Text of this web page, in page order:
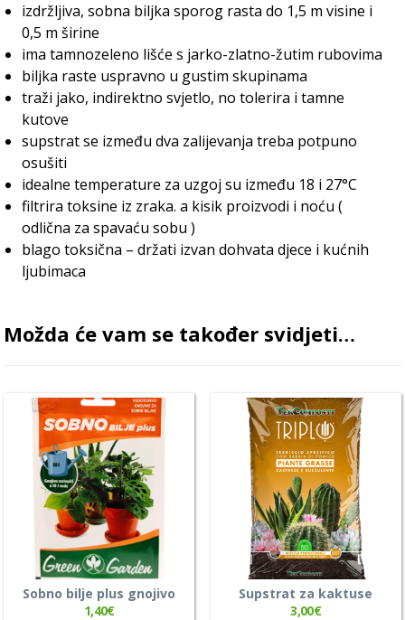
izdržljiva, sobna biljka sporog rasta do 1,5 m visine i
0,5 m širine
ima tamnozeleno lišće s jarko-zlatno-žutim rubovima
biljka raste uspravno u gustim skupinama
traži jako, indirektno svjetlo, no tolerira i tamne
kutove
supstrat se između dva zalijevanja treba potpuno
osušiti
idealne temperature za uzgoj su između 18 i 27°C
filtrira toksine iz zraka. a kisik proizvodi i noću (
odlična za spavaću sobu )
blago toksična – držati izvan dohvata djece i kućnih
ljubimaca
Možda će vam se također svidjeti…
Sobno bilje plus gnojivo
1,40€
Supstrat za kaktuse
3,00€